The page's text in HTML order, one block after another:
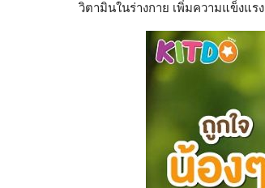
วิตามินในร่างกาย เพิ่มความแข็งแรง